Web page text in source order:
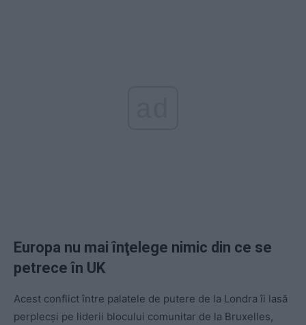
Europa nu mai înţelege nimic din ce se
petrece în UK
Acest conflict între palatele de putere de la Londra îi lasă
perplecşi pe liderii blocului comunitar de la Bruxelles,